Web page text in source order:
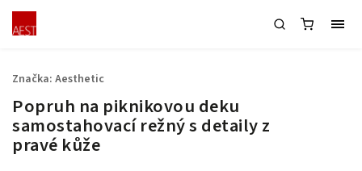
Popruh na piknikovou deku
samostahovací režný s detaily z
pravé kůže
Značka: Aesthetic